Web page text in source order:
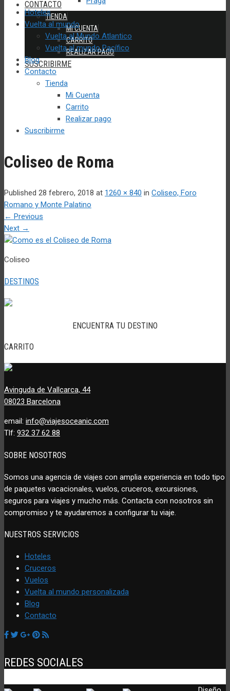
CONTACTO
TIENDA
MI CUENTA
CARRITO
REALIZAR PAGO
SUSCRIBIRME
Hoteles
Vuelta al mundo
Vuelta al Mundo Atlantico
Vuelta al mundo Pacífico
Blog
Contacto
Tienda
Mi Cuenta
Carrito
Realizar pago
Suscribirme
Coliseo de Roma
Published 28 febrero, 2018 at 1260 × 840 in Coliseo, Foro
Romano y Monte Palatino
← Previous
Next →
Coliseo
DESTINOS
ENCUENTRA TU DESTINO
CARRITO
Avinguda de Vallcarca, 44
08023 Barcelona
email: info@viajesoceanic.com
Tlf: 932 37 62 88
SOBRE NOSOTROS
Somos una agencia de viajes con amplia experiencia en todo tipo
de paquetes vacacionales, vuelos, cruceros, excursiones,
seguros para viajes y mucho más. Contacta con nosotros sin
compromiso y te ayudaremos a configurar tu viaje.
NUESTROS SERVICIOS
Hoteles
Cruceros
Vuelos
Vuelta al mundo personalizada
Blog
Contacto
REDES SOCIALES